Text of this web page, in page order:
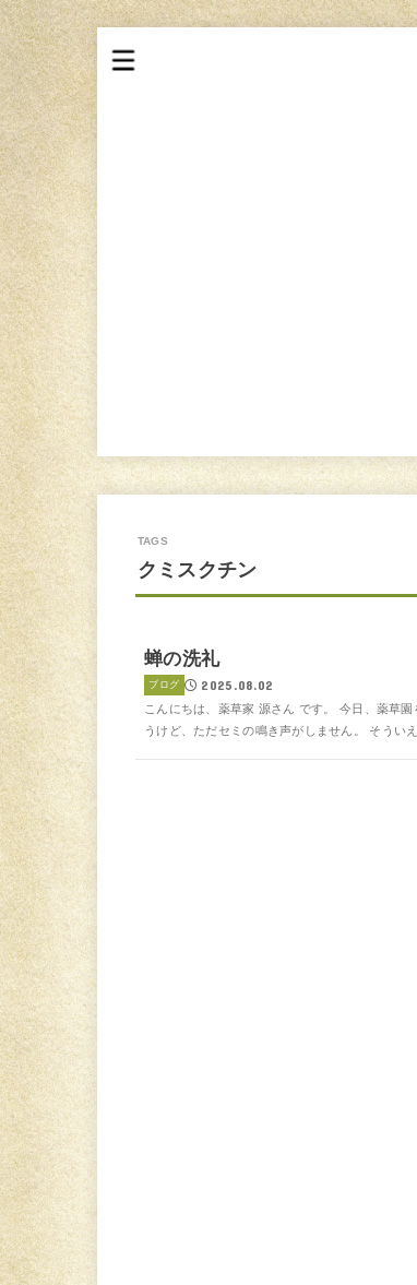
クミスクチン
蝉の洗礼
ブログ 2025.08.02
こんにちは、薬草家 源さん です。 今日、薬草
うけど、ただセミの鳴き声がしません。 そうい